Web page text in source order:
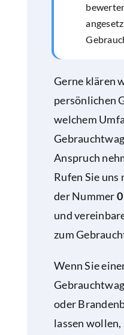
Gerne klären
persönlichen
welchem
Anspruch
Rufen Sie
der Nummer
und
zum
Wenn Sie
oder
lassen